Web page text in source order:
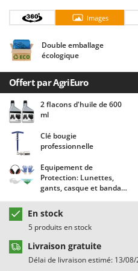
Chaudrons électriques
Cisailles à gazon à
Cisailles taille-haies
Climatiseurs
Compresseurs d'air
Compresseurs pour la
Coupe-bordures -
Coupe-branches
Couveuses à œufs
Cultivateurs Tiller à
D
Débroussailleuses
Décompacteurs agricoles
Découpeurs plasma
Déplaqueuses de gazon
Barbieri
Batavia
Benassi
Berkel
Bernardi
Bertolini Pumps
Besser Vacuum
Bestway
Beta tools
Bissell
Black & Decker
BlackStone
Blue Bird
Bomet
Images
Double emballage
écologique
Offert par AgriEuro
2 flacons d'huile de 600
ml
Clé bougie
professionnelle
Equipement de
Protection: Lunettes,
gants, casque et bandana
En stock
5 produits en stock
Livraison gratuite
Délai de livraison estimé: 13/